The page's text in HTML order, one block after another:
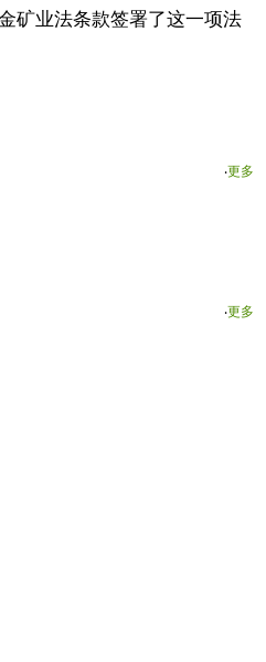
矿业法条款签署了这一项法
‧更多
‧更多